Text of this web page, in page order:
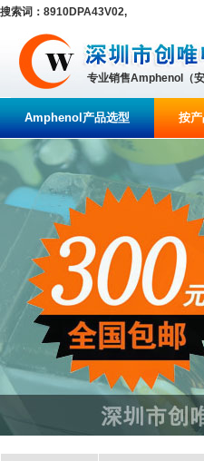
搜索词：8910DPA43V02,
专业销售Amphenol（
Amphenol产品选型 按